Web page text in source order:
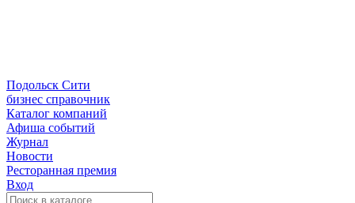
Подольск Сити
бизнес справочник
Каталог компаний
Афиша событий
Журнал
Новости
Ресторанная премия
Вход